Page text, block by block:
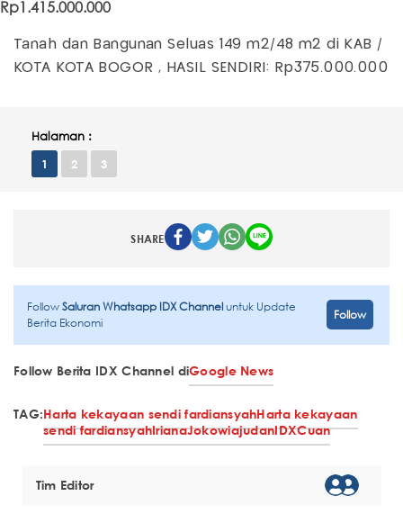
Rp1.415.000.000
Tanah dan Bangunan Seluas 149 m2/48 m2 di KAB /
KOTA KOTA BOGOR , HASIL SENDIRI: Rp375.000.000
Halaman :
1 2 3
SHARE
FollowSaluran Whatsapp IDX Channeluntuk Update
Berita Ekonomi
Follow
Follow Berita IDX Channel diGoogle News
TAG:Harta kekayaan sendi fardiansyahHarta kekayaan
sendi fardiansyahIrianaJokowiajudanIDXCuan
Tim Editor